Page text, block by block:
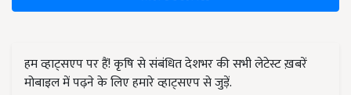
हम व्हाट्सएप पर हैं! कृषि से संबंधित देशभर की सभी लेटेस्ट ख़बरें
मोबाइल में पढ़ने के लिए हमारे व्हाट्सएप से जुड़ें.